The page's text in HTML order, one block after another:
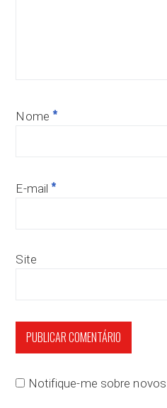
Nome *
E-mail *
Site
Notifique-me sobre